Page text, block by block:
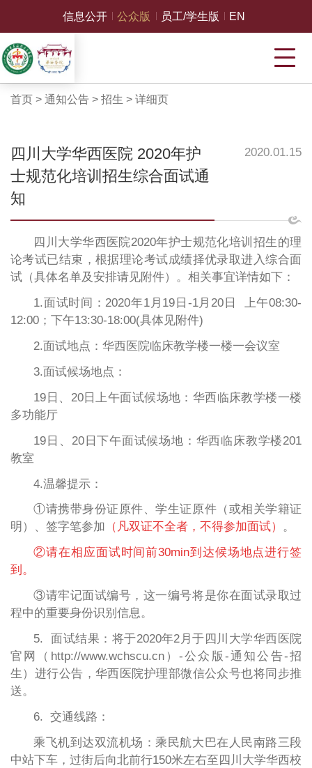
信息公开 公众版 员工/学生版 EN
首页 > 通知公告> 招生 > 详细页
四川大学华西医院 2020年护
士规范化培训招生综合面试通
知
2020.01.15
四川大学华西医院2020年护士规范化培训招生的理
论考试已结束，根据理论考试成绩择优录取进入综合面
试（具体名单及安排请见附件）。相关事宜详情如下：
1.面试时间：2020年1月19日-1月20日 上午08:30-
12:00；下午13:30-18:00(具体见附件)
2.面试地点：华西医院临床教学楼一楼一会议室
3.面试候场地点：
19日、20日上午面试候场地：华西临床教学楼一楼
多功能厅
19日、20日下午面试候场地：华西临床教学楼201
教室
4.温馨提示：
①请携带身份证原件、学生证原件（或相关学籍证
明）、签字笔参加
（凡双证不全者，不得参加面试） 。
②请在相应面试时间前30min到达候场地点进行签
到。
③请牢记面试编号，这一编号将是你在面试录取过
程中的重要身份识别信息。
5. 面试结果：将于2020年2月于四川大学华西医院
官网（http://www.wchscu.cn）-公众版-通知公告-招
生）进行公告，华西医院护理部微信公众号也将同步推
送。
6. 交通线路：
乘飞机到达双流机场：乘民航大巴在人民南路三段
中站下车，过街后向北前行150米左右至四川大学华西校